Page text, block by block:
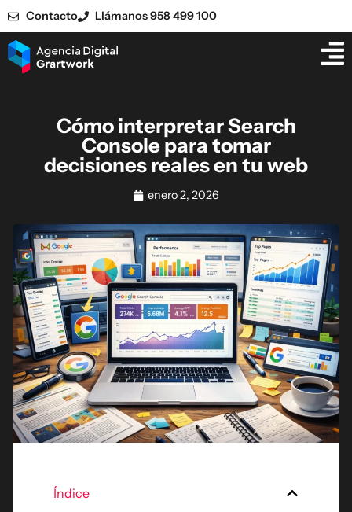
Contacto Llámanos 958 499 100
Cómo interpretar Search
Console para tomar
decisiones reales en tu web
enero 2, 2026
Índice